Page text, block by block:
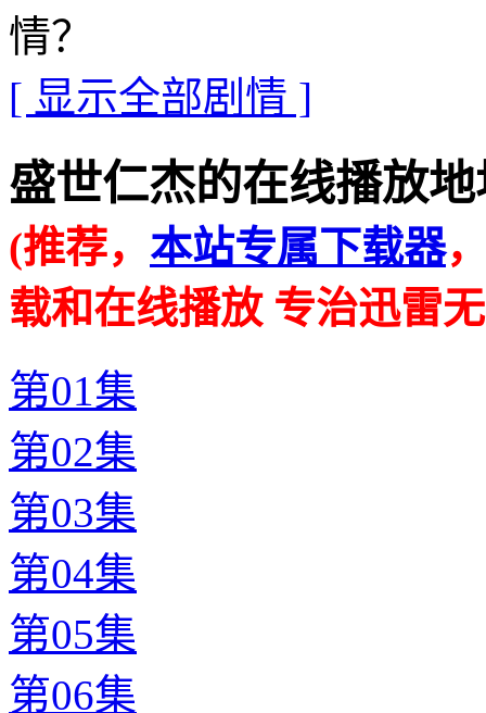
情？
[ 显示全部剧情 ]
盛世仁杰的在线播放地
(推荐， 本站专属下载器
载和在线播放 专治迅雷
第01集
第02集
第03集
第04集
第05集
第06集